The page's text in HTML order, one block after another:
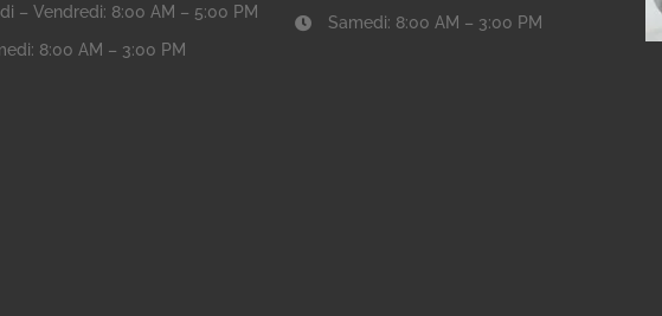
– Vendredi: 8:00 AM – 5:00 PM
8:00 AM – 3:00 PM
Samedi: 8:00 AM – 3:00 PM